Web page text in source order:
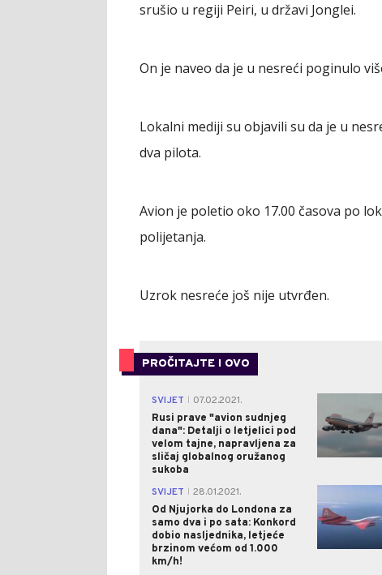
srušio u regiji Peiri, u državi Jonglei.
On je naveo da je u nesreći poginulo
Lokalni mediji su objavili su da je u
dva pilota.
Avion je poletio oko 17.00 časova po
polijetanja.
Uzrok nesreće još nije utvrđen.
PROČITAJTE I OVO
SVIJET
07.02.2021.
Rusi prave "avion sudnjeg
dana": Detalji o letjelici pod
velom tajne, napravljena za
sličaj globalnog oružanog
sukoba
SVIJET
28.01.2021.
Od Njujorka do Londona za
samo dva i po sata: Konkord
dobio nasljednika, letjeće
brzinom većom od 1.000
km/h!